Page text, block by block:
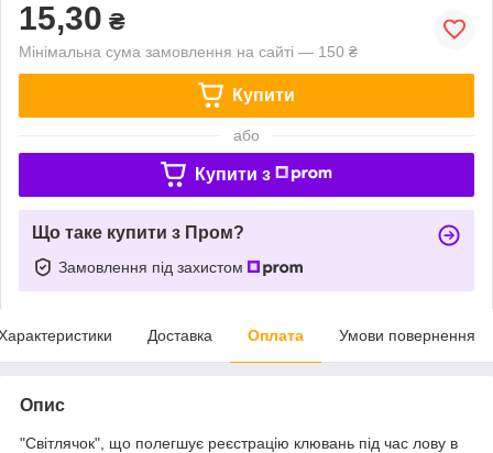
15,30 ₴
Мінімальна сума замовлення на сайті — 150 ₴
Купити
або
Купити з
Що таке купити з Пром?
Замовлення під захистом
Доставка Оплата Умови повернення
Опис
"Світлячок", що полегшує реєстрацію клювань під час лову в